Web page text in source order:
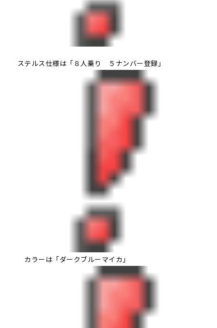
ステルス仕様は「８人乗り ５ナンバー登録」
カラーは「ダークブルーマイカ」